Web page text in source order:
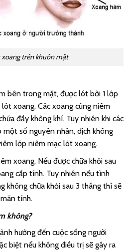
xoang trên khuôn mặt
bên trong mặt, được lót bởi 1 lớp
xoang. Các xoang cùng niêm
đầy không khí. Tuy nhiên khi các
số nguyên nhân, dịch không
lớp niêm mạc lót xoang.
xoang. Nếu được chữa khỏi sau
cấp tính. Tuy nhiên nếu tình
không chữa khỏi sau 3 tháng thì sẽ
tính.
không?
hưởng đến cuộc sống người
biệt nếu không điều trị sẽ gây ra